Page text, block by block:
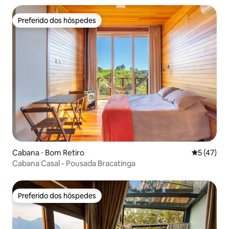
Preferido dos hóspedes
Preferido dos hóspedes
Cabana ⋅ Bom Retiro 5 de uma
5 (47)
Cabana Casal - Pousada Bracatinga
Preferido dos hóspedes
Preferido dos hóspedes